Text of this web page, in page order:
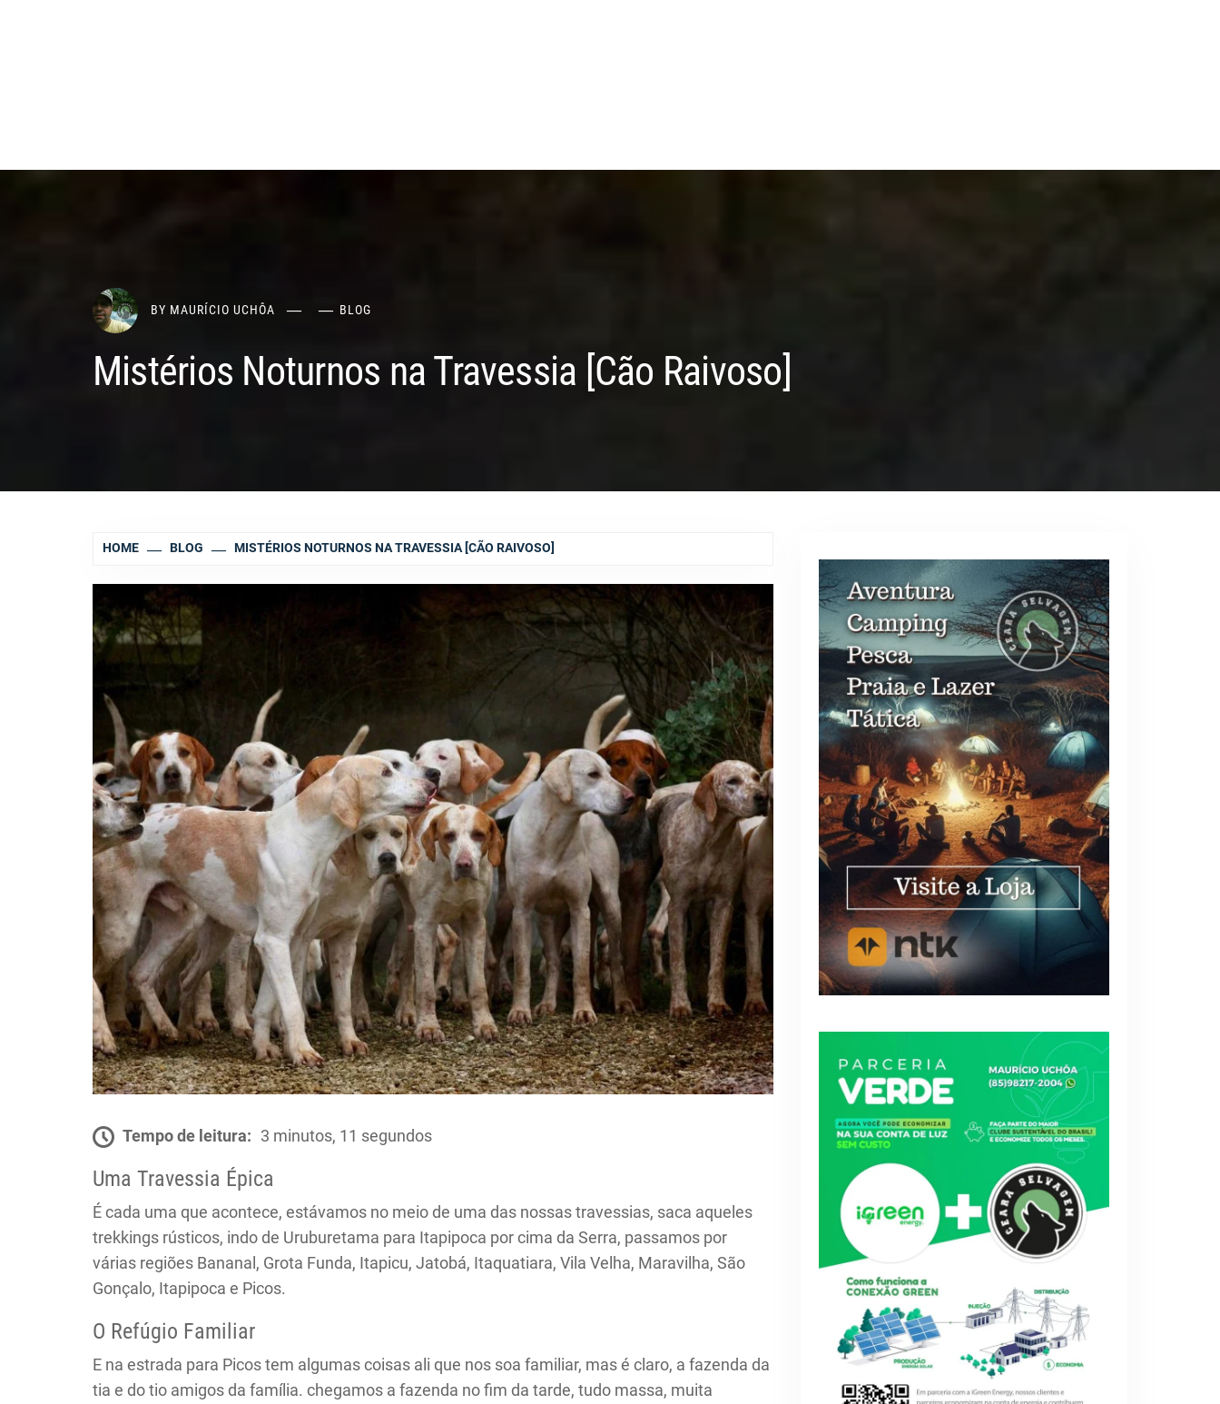
BY MAURÍCIO UCHÔA BLOG
Mistérios Noturnos na Travessia [Cão Raivoso]
HOME BLOG MISTÉRIOS NOTURNOS NA TRAVESSIA [CÃO RAIVOSO]
Tempo de leitura: 3 minutos, 11 segundos
Uma Travessia Épica
É cada uma que acontece, estávamos no meio de uma das nossas travessias, saca aqueles
trekkings rústicos, indo de Uruburetama para Itapipoca por cima da Serra, passamos por
várias regiões Bananal, Grota Funda, Itapicu, Jatobá, Itaquatiara, Vila Velha, Maravilha, São
Gonçalo, Itapipoca e Picos.
O Refúgio Familiar
E na estrada para Picos tem algumas coisas ali que nos soa familiar, mas é claro, a fazenda da
tia e do tio amigos da família. chegamos a fazenda no fim da tarde, tudo massa, muita